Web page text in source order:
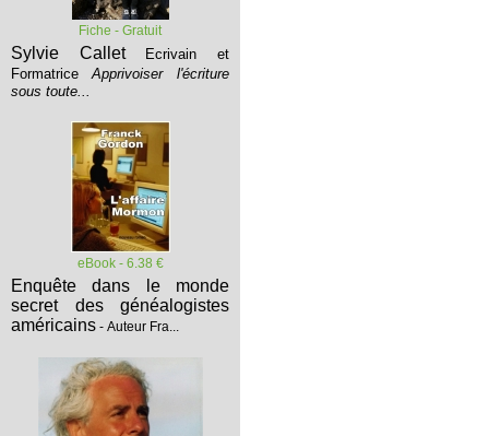
Fiche - Gratuit
Sylvie Callet
Ecrivain et
Formatrice
Apprivoiser l'écriture
sous toute...
eBook - 6.38 €
Enquête dans le monde
secret des généalogistes
américains - Auteur Fra...